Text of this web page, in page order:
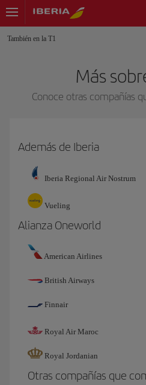
También en la T1
Más
Conoce otras compañías
Además de Iberia
Iberia Regional Air Nostrum
Vueling
Alianza Oneworld
American Airlines
British Airways
Finnair
Royal Air Maroc
Royal Jordanian
Otras compañías que